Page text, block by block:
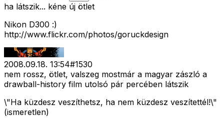
ha látszik... kéne új ötlet
Nikon D300 :)
http://www.flickr.com/photos/goruckdesign
2008.09.18. 13:54#1530
nem rossz, ötlet, valszeg mostmár a magyar zászló a
drawball-history film utolsó pár percében látszik
\"Ha küzdesz veszíthetsz, ha nem küzdesz veszítettél!\"
(ismeretlen)